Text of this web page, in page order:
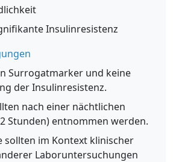
Insulinresistenz
Surrogatmarker und keine
der Insulinresistenz.
nach einer nächtlichen
Stunden) entnommen werden.
sollten im Kontext klinischer
Laboruntersuchungen